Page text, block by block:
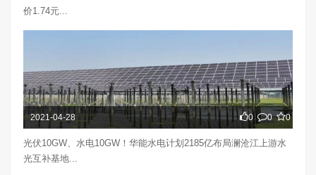
价1.74元...
2021-04-28 0 0 0
光伏10GW、水电10GW！华能水电计划2185亿布局澜沧江上游水
光互补基地...